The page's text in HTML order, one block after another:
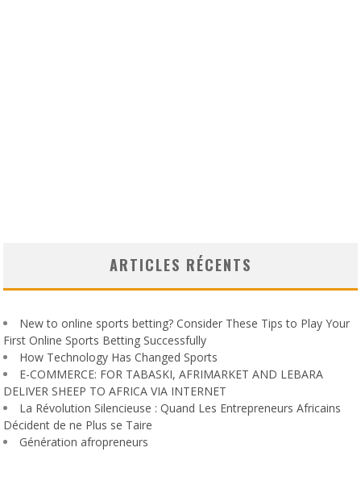
ARTICLES RÉCENTS
New to online sports betting? Consider These Tips to Play Your
First Online Sports Betting Successfully
How Technology Has Changed Sports
E-COMMERCE: FOR TABASKI, AFRIMARKET AND LEBARA
DELIVER SHEEP TO AFRICA VIA INTERNET
La Révolution Silencieuse : Quand Les Entrepreneurs Africains
Décident de ne Plus se Taire
Génération afropreneurs